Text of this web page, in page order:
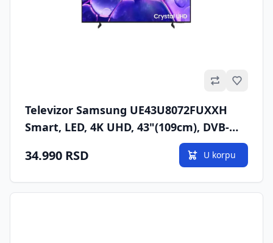
Televizor Samsung UE43U8072FUXXH
Smart, LED, 4K UHD, 43"(109cm), DVB-
34.990 RSD U korpu